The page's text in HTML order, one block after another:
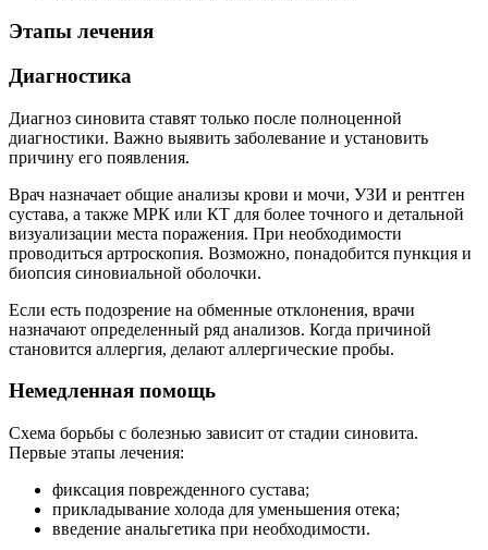
Этапы лечения
Диагностика
Диагноз синовита ставят только после полноценной
диагностики. Важно выявить заболевание и установить
причину его появления.
Врач назначает общие анализы крови и мочи, УЗИ и рентген
сустава, а также МРК или КТ для более точного и детальной
визуализации места поражения. При необходимости
проводиться артроскопия. Возможно, понадобится пункция и
биопсия синовиальной оболочки.
Если есть подозрение на обменные отклонения, врачи
назначают определенный ряд анализов. Когда причиной
становится аллергия, делают аллергические пробы.
Немедленная помощь
Схема борьбы с болезнью зависит от стадии синовита.
Первые этапы лечения:
фиксация поврежденного сустава;
прикладывание холода для уменьшения отека;
введение анальгетика при необходимости.